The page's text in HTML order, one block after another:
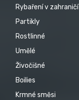
Rybaření v zahraničí
Partikly
Rostlinné
Umělé
Živočišné
Boilies
Krmné směsi